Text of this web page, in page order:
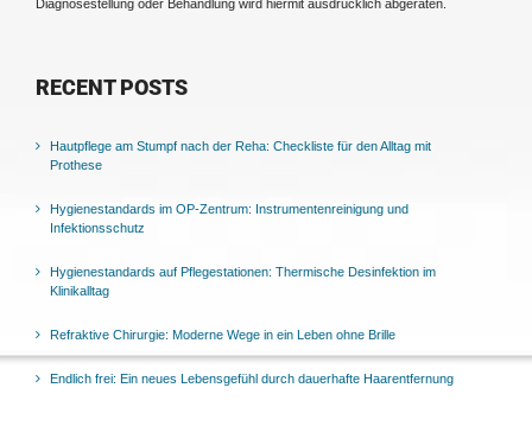
Diagnosestellung oder Behandlung wird hiermit ausdrücklich abgeraten.
RECENT POSTS
Hautpflege am Stumpf nach der Reha: Checkliste für den Alltag mit
Prothese
Hygienestandards im OP-Zentrum: Instrumentenreinigung und
Infektionsschutz
Hygienestandards auf Pflegestationen: Thermische Desinfektion im
Klinikalltag
Refraktive Chirurgie: Moderne Wege in ein Leben ohne Brille
Endlich frei: Ein neues Lebensgefühl durch dauerhafte Haarentfernung